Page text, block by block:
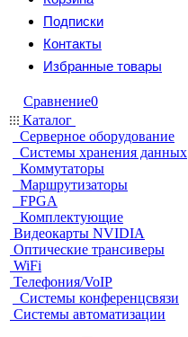
Подписки
Контакты
Избранные товары
Сравнение0
Каталог
Серверное оборудование
Системы хранения данных
Коммутаторы
Маршрутизаторы
FPGA
Комплектующие
Видеокарты NVIDIA
Оптические трансиверы
WiFi
Телефония/VoIP
Системы конференцсвязи
Системы автоматизации